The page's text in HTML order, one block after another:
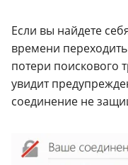
Если вы найдете
времени переходить
потери поискового
увидит
соединение не